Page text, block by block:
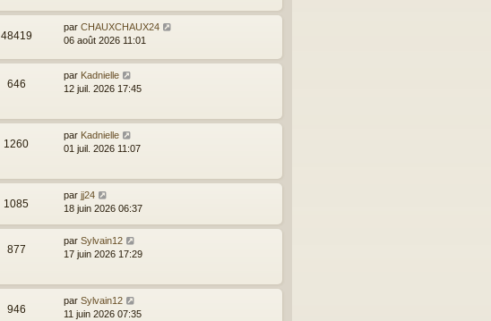
48419
par CHAUXCHAUX24
06 août 2026 11:01
646
par Kadnielle
12 juil. 2026 17:45
1260
par Kadnielle
01 juil. 2026 11:07
1085
par jj24
18 juin 2026 06:37
877
par Sylvain12
17 juin 2026 17:29
946
par Sylvain12
11 juin 2026 07:35